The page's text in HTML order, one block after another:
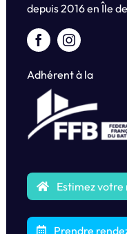
depuis2016 en Île
Adhérent à la
Estimez votre
Prendre